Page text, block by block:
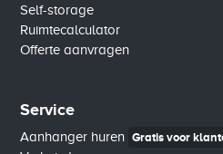
Self-storage
Ruimtecalculator
Offerte aanvragen
Service
Aanhanger huren Gratis voor